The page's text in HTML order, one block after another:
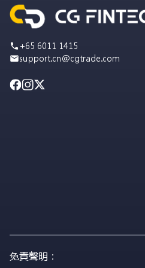
+65 6011 1415
support.cn@cgtrade.com
免責聲明：